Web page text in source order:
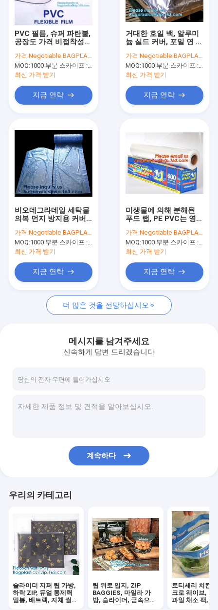
우리에 대하여
공장 여행
인용문을 요구하세요
슬라이더 지퍼 팁 가방, 하락 ZIP, 듀얼 통제력 밀봉, 배트랙, 자체
팁 위로 입지, ZIP BAGGIES, 마일라 가방, 슬라이더, 금속으로
완구 가방, 평화주의자 가방, 파우치 팩, 스퀘어 하부, 매트, 상품
방수 슬라이더 팁 가방, 우유 가방, 관 팁, 액체성 저장, 아기 공급,
FREEZABLE 점심 가방, 단열 알루미늄 호일 백, 열 열 더 시원한
가방, 샤프 용기, 의학 BIN, 안전 금고, 병을 샘플링하는 생물학적
재밀봉할 수 있, 다시 닫을 수 있, 통제력, 갑작스럽, 지퍼 실, 작
고무 지퍼, 플라스틱 슬라이더, 쉬운 최루탄 지퍼가 위치할 수
전문자필, 네온 운반, PVC 가방, VINYL 고객, 화장품, 비키니, 수
PVC 필름, 슈퍼 파란불,
공장도 가격 비접착성
슈블 필름, 엠보싱된 글
로스리
가격:Negotiable BAGPLASTICS@YAHOO.COM
MOQ:1000 부분 스카이프 : 마이데아르닐
최신 가격 받기
지금 연락
거대한 호일 백, 알루미
늄 실드 커버, 포일 연 팔
기 장애물
가격:Negotiable BAGPLASTICS@YAHOO.COM
MOQ:1000 부분 스카이프 : 마이데아르닐
최신 가격 받기
지금 연락
비오데그라데일 세탁물
의복 먼지 방지용 커버,
가방, 버릴 수 있는 드라
이 클리닝 가방
가격:Negotiable BAGPLASTICS@YAHOO.COM
MOQ:1000 부분 스카이프 : 마이데아르닐
최신 가격 받기
지금 연락
미생물에 의해 분해된
푸드 랩, PE PVC는 영화
PLA가 달라 붙고 하락
커터, Alu 포일 롤, 면허
증으로 감쌉니다
가격:Negotiable BAGPLASTICS@YAHOO.COM
MOQ:1000 부분 스카이프 : 마이데아르닐
최신 가격 받기
지금 연락
더 많은 것을 전망하십시오
메시지를 남겨주세요
신속하게 답변 드리겠습니다
계속하다
우리의 카테고리
슬라이더 지퍼 팁 가방,
하락 ZIP, 듀얼 통제력
밀봉, 배트랙, 자체 씰
팁 위로 입지, ZIP
BAGGIES, 마일라 가
방, 슬라이더, 금속으로
로티세리 치킨
크로 웨이브, 로
과일 채소 팩, 체